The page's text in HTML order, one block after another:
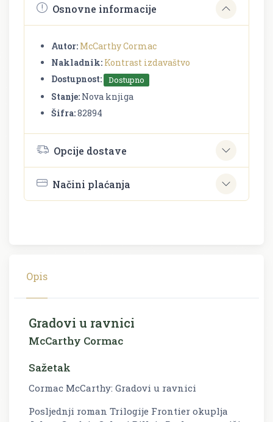
Osnovne informacije
Autor: McCarthy Cormac
Nakladnik: Kontrast izdavaštvo
Dostupnost:
Dostupno
Stanje: Nova knjiga
Šifra:82894
Opcije dostave
Načini plaćanja
Opis
Gradovi u ravnici
McCarthy Cormac
Sažetak
Cormac McCarthy: Gradovi u ravnici
Posljednji roman Trilogije Frontier okuplja